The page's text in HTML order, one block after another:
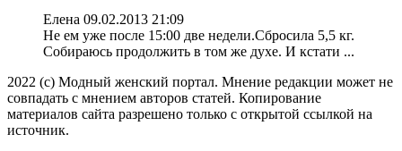
Елена 09.02.2013 21:09
Не ем уже после 15:00 две недели.Сбросила 5,5 кг.
Собираюсь продолжить в том же духе. И кстати ...
2022 (c) Модный женский портал. Мнение редакции может не
совпадать с мнением авторов статей. Копирование
материалов сайта разрешено только с открытой ссылкой на
источник.